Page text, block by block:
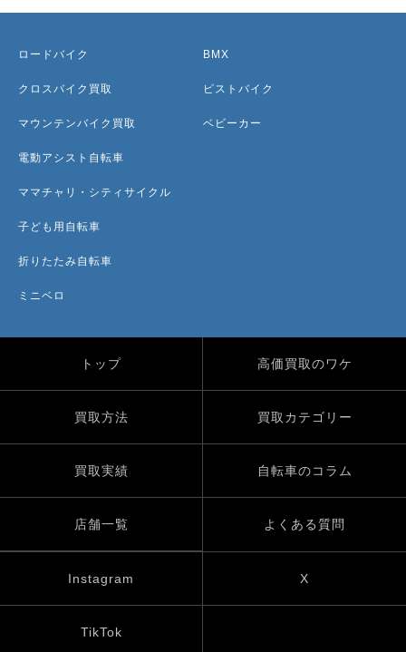
ロードバイク
クロスバイク買取
マウンテンバイク買取
電動アシスト自転車
ママチャリ・シティサイクル
子ども用自転車
折りたたみ自転車
ミニベロ
BMX
ピストバイク
ベビーカー
トップ 高価買取のワケ
買取方法 買取カテゴリー
買取実績 自転車のコラム
店舗一覧 よくある質問
Instagram X
TikTok